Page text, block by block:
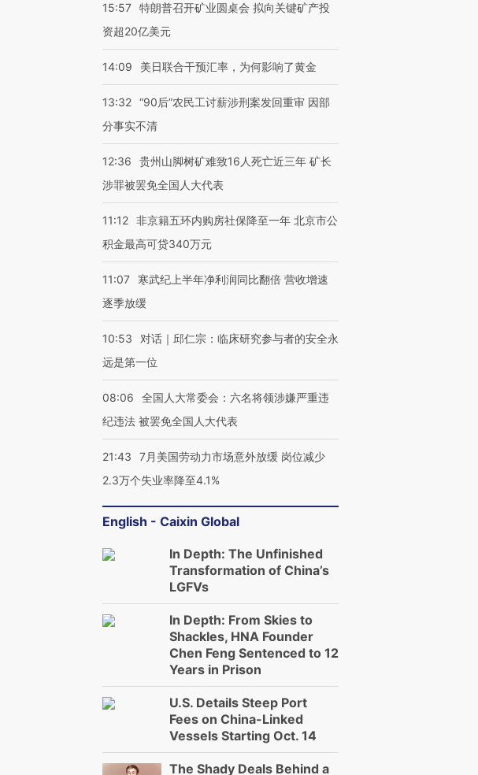
15:57 特朗普召开矿业圆桌会 拟向关键矿产投
资超20亿美元
14:09 美日联合干预汇率，为何影响了黄金
13:32 “90后”农民工讨薪涉刑案发回重审 因部
分事实不清
12:36
贵州山脚树矿难致16人死亡近三年 矿长
涉罪被罢免全国人大代表
11:12 非京籍五环内购房社保降至一年 北京市公
积金最高可贷340万元
11:07
寒武纪上半年净利润同比翻倍 营收增速
逐季放缓
10:53
对话｜邱仁宗：临床研究参与者的安全永
远是第一位
08:06
全国人大常委会：六名将领涉嫌严重违
纪违法 被罢免全国人大代表
21:43
7月美国劳动力市场意外放缓 岗位减少
2.3万个失业率降至4.1%
English - Caixin Global
In Depth: The Unfinished
Transformation of China’s
LGFVs
In Depth: From Skies to
Shackles, HNA Founder
Chen Feng Sentenced to 12
Years in Prison
U.S. Details Steep Port
Fees on China-Linked
Vessels Starting Oct. 14
The Shady Deals Behind a